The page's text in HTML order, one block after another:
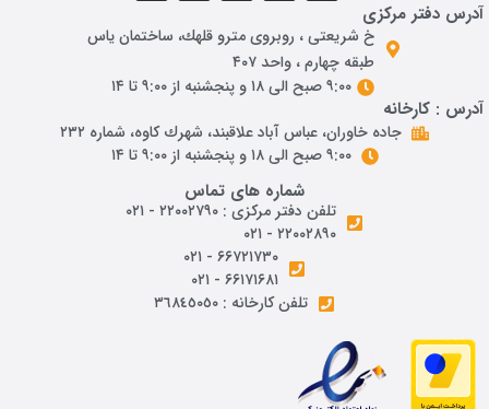
آدرس دفتر مرکزی
خ شريعتی ، روبروی مترو قلهك، ساختمان ياس
طبقه چهارم ، واحد ۴۰۷
۹:۰۰ صبح الی ۱۸ و پنجشنبه از ۹:۰۰ تا ۱۴
آدرس : کارخانه
جاده خاوران، عباس آباد علاقبند، شهرك كاوه، شماره ٢٣٢
۹:۰۰ صبح الی ۱۸ و پنجشنبه از ۹:۰۰ تا ۱۴
شماره های تماس
تلفن دفتر مرکزی : ۲۲۰۰۲۷۹۰ - ۰۲۱
۲۲۰۰۲۸۹۰ - ۰۲۱
۶۶۷۲۱۷۳۰ - ۰۲۱
۶۶۱۷۱۶۸۱ - ۰۲۱
تلفن کارخانه : ٣٦٨٤٥٠٥٠